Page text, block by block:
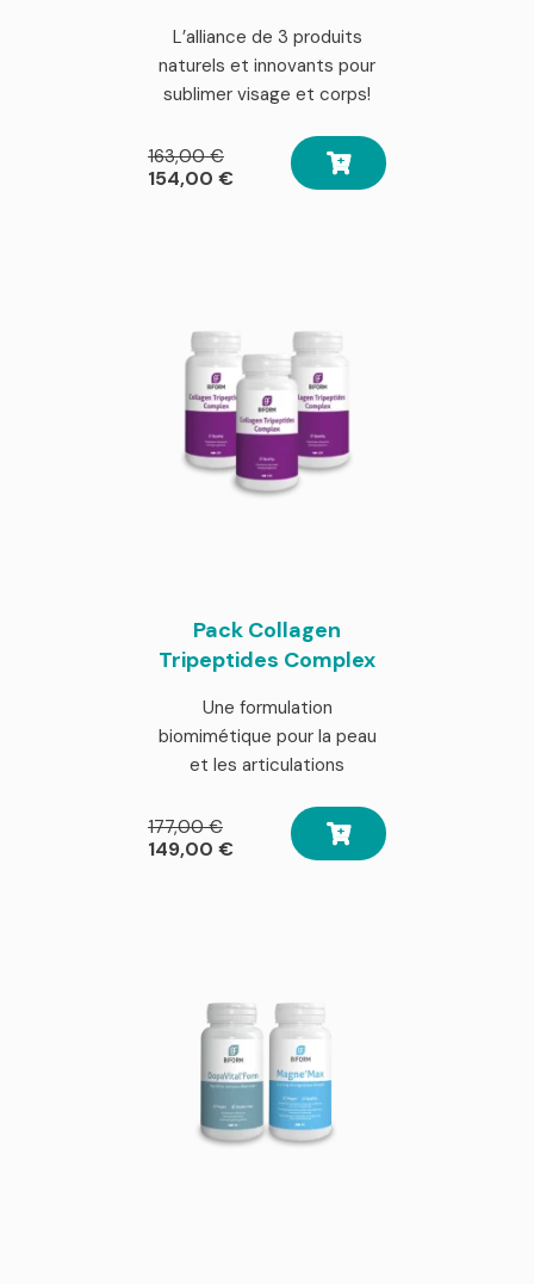
L’alliance de 3 produits
naturels et innovants pour
sublimer visage et corps!
163,00€Le
prix
154,00 €
Pack Collagen
Tripeptides Complex
Une formulation
biomimétique pour la peau
et les articulations
177,00€Le
prix
149,00 €